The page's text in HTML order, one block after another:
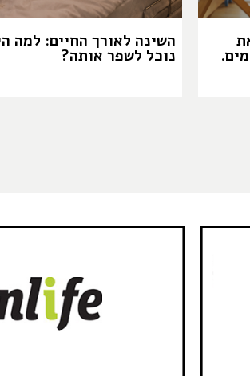
השינה לאורך החיים: למה
נוכל לשפר אותה?